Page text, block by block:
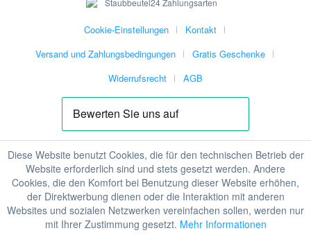
Cookie-Einstellungen
Kontakt
Versand und Zahlungsbedingungen
Gratis Geschenke
Widerrufsrecht
AGB
Diese Website benutzt Cookies, die für den technischen Betrieb der
Website erforderlich sind und stets gesetzt werden. Andere
Cookies, die den Komfort bei Benutzung dieser Website erhöhen,
der Direktwerbung dienen oder die Interaktion mit anderen
Websites und sozialen Netzwerken vereinfachen sollen, werden nur
mit Ihrer Zustimmung gesetzt. Mehr Informationen